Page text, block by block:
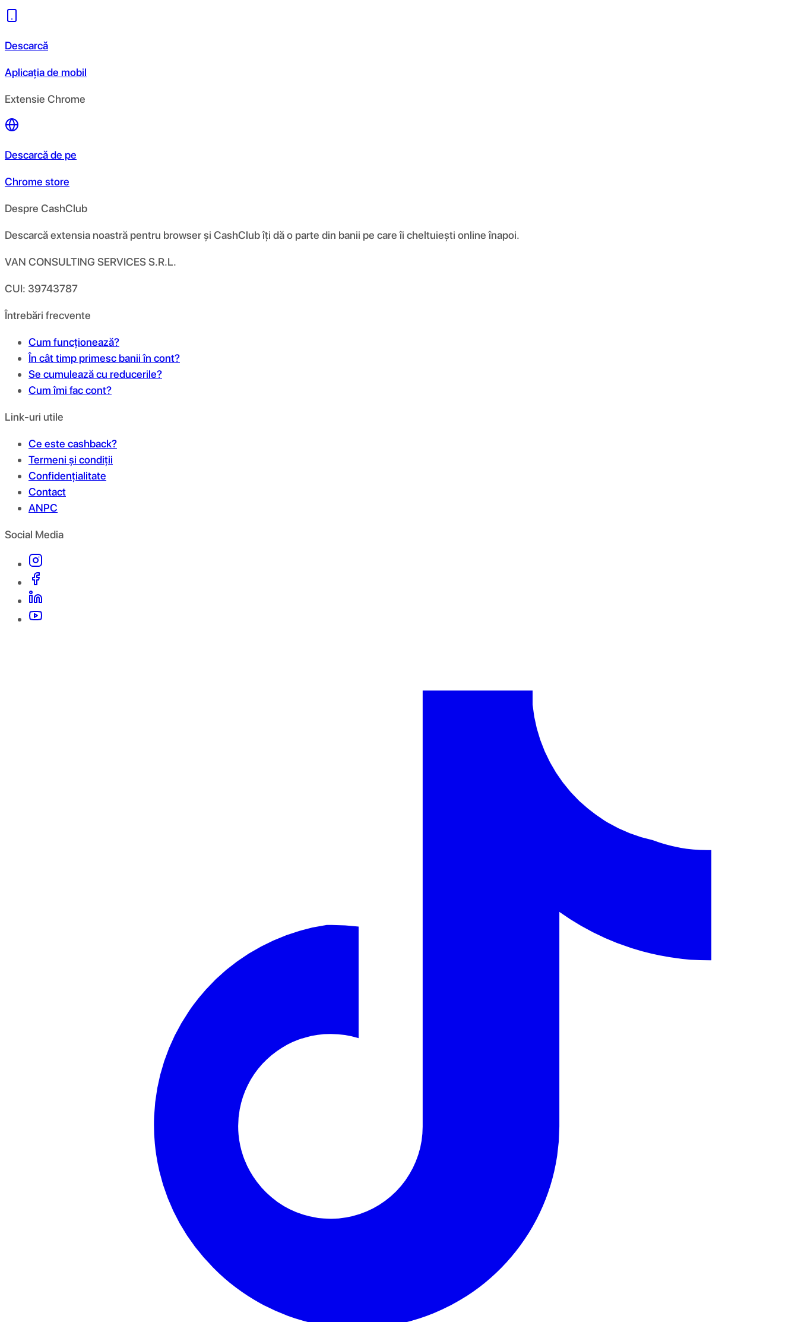
Descarcă
Aplicația de mobil
Extensie Chrome
Descarcă de pe
Chrome store
Despre CashClub
Descarcă extensia noastră pentru browser și CashClub îți dă o parte din banii pe care îi cheltuiești online înapoi.
VAN CONSULTING SERVICES S.R.L.
CUI: 39743787
Întrebări frecvente
Cum funcționează?
În cât timp primesc banii în cont?
Se cumulează cu reducerile?
Cum îmi fac cont?
Link-uri utile
Ce este cashback?
Termeni și condiții
Confidențialitate
Contact
ANPC
Social Media